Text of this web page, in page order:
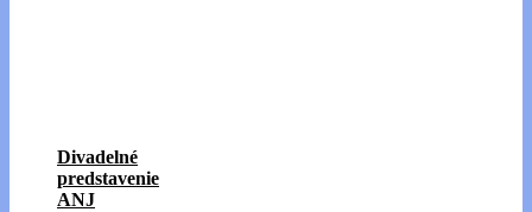
Divadelné
predstavenie
ANJ